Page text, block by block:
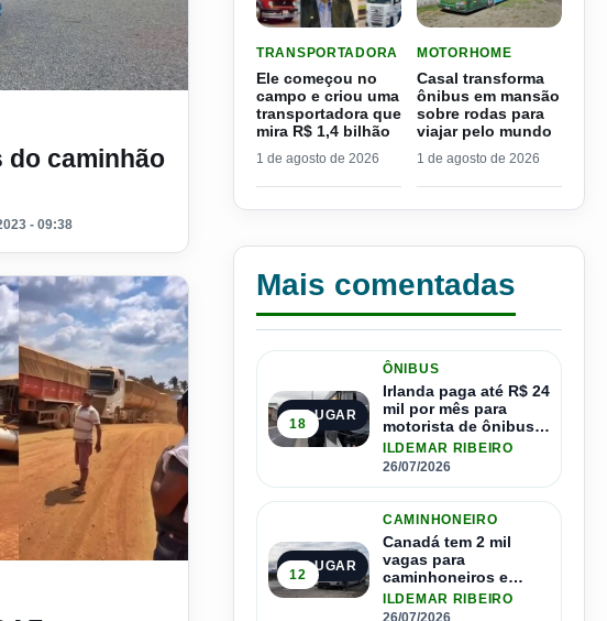
caminhão mais vendido do Brasil
do caminhão
- 09:38
empinando durante subida em morro.
TRANSPORTADORA
Ele começou no
campo e criou uma
transportadora que
mira R$ 1,4 bilhão
1 de agosto de 2026
MOTORHOME
Casal transforma
ônibus em mansão
sobre rodas para
viajar pelo mundo
1 de agosto de 2026
Mais comentadas
1º LUGAR
18
ÔNIBUS
Irlanda paga até R$ 24
mil por mês para
motorista de ônibus e
pode contratar até
1.500 motoristas
ILDEMAR RIBEIRO
26/07/2026
2º LUGAR
12
CAMINHONEIRO
Canadá tem 2 mil
vagas para
caminhoneiros e
salário de até R$ 24
mil por mês
ILDEMAR RIBEIRO
26/07/2026